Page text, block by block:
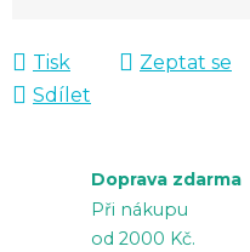
Tisk Zeptat se
Sdílet
Doprava zdarma
Při nákupu
od 2000 Kč.